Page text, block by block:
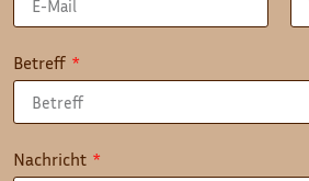
Betreff
Nachricht